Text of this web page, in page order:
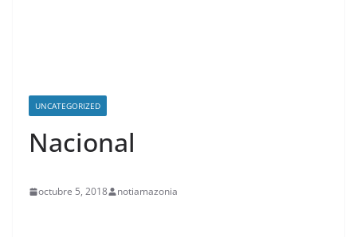
UNCATEGORIZED
Nacional
octubre 5, 2018 notiamazonia